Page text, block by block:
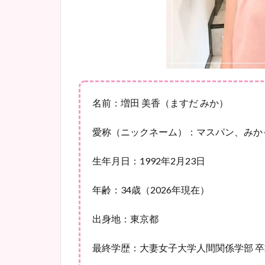
名前：増田 美香（ますだ みか）
愛称（ニックネーム）：マスパン、みか
生年月日：1992年2月23日
年齢：34歳（2026年現在）
出身地：東京都
最終学歴：大妻女子大学人間関係学部